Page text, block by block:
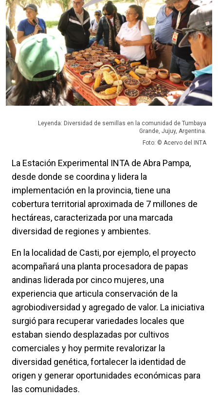
Leyenda: Diversidad de semillas en la comunidad de Tumbaya
Grande, Jujuy, Argentina.
Foto: © Acervo del INTA
La Estación Experimental INTA de Abra Pampa,
desde donde se coordina y lidera la
implementación en la provincia, tiene una
cobertura territorial aproximada de 7 millones de
hectáreas, caracterizada por una marcada
diversidad de regiones y ambientes.
En la localidad de Casti, por ejemplo, el proyecto
acompañará una planta procesadora de papas
andinas liderada por cinco mujeres, una
experiencia que articula conservación de la
agrobiodiversidad y agregado de valor. La iniciativa
surgió para recuperar variedades locales que
estaban siendo desplazadas por cultivos
comerciales y hoy permite revalorizar la
diversidad genética, fortalecer la identidad de
origen y generar oportunidades económicas para
las comunidades.